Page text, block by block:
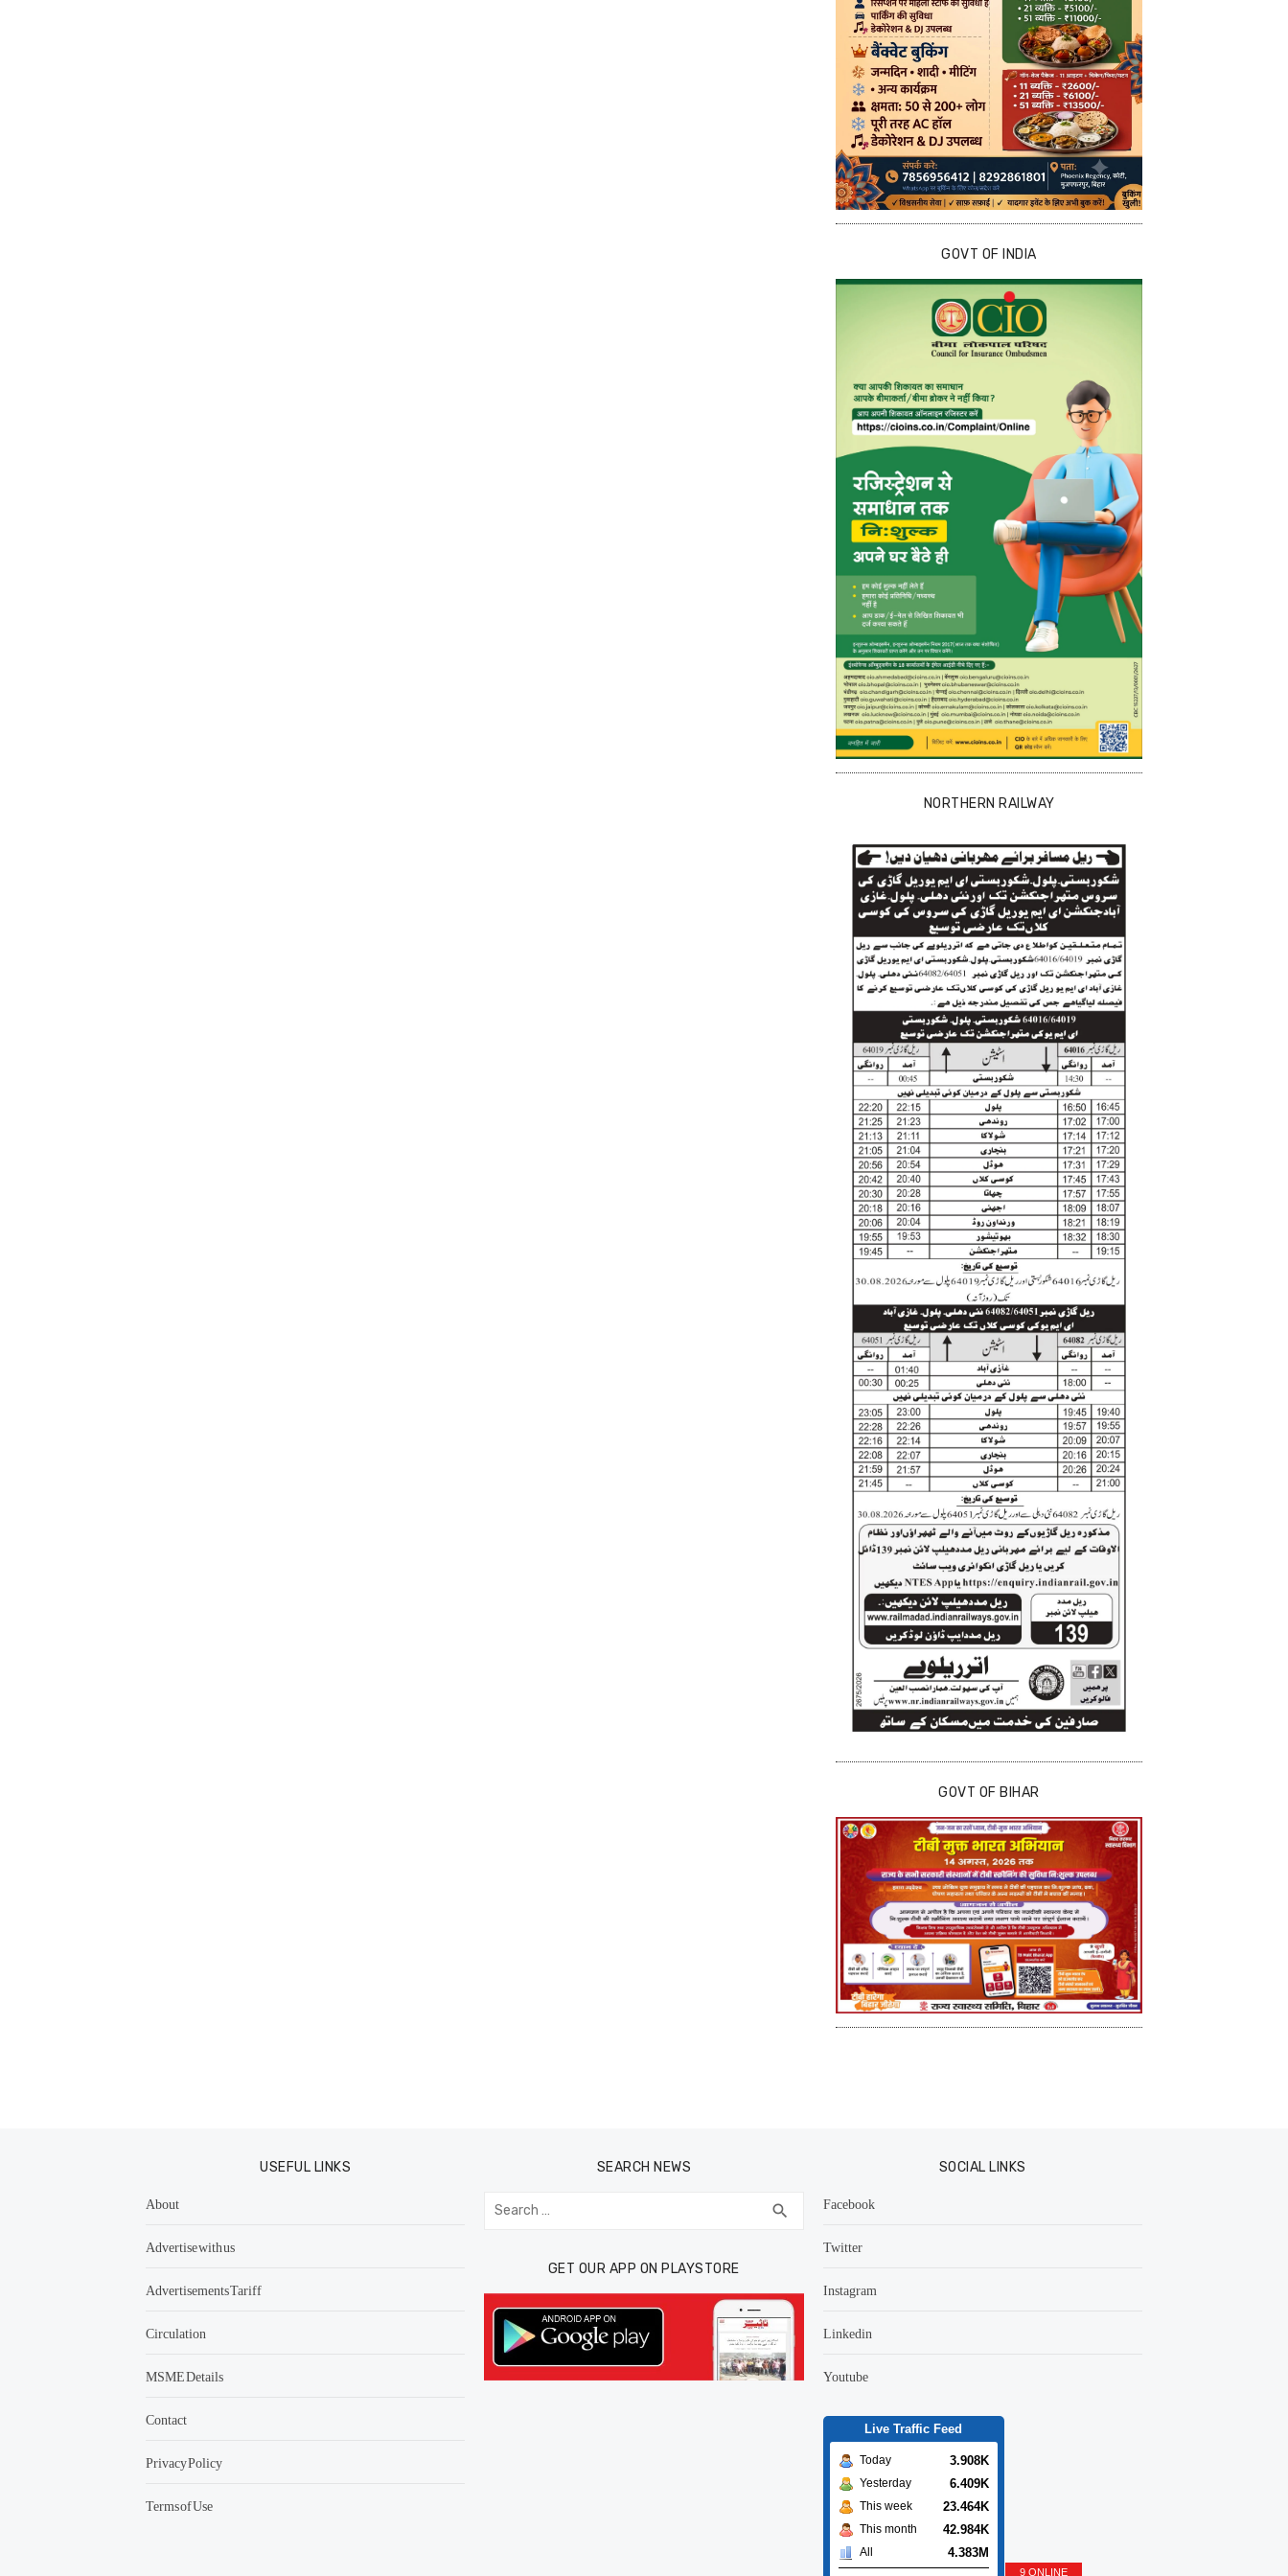
GOVT OF INDIA
NORTHERN RAILWAY
GOVT OF BIHAR
USEFUL LINKS
About
Advertise with us
Advertisements Tariff
Circulation
MSME Details
Contact
Privacy Policy
Terms of Use
SEARCH NEWS
Search
for: search SEARCH
GET OUR APP ON PLAYSTORE
SOCIAL LINKS
Facebook
Twitter
Instagram
Linkedin
Youtube
Live Traffic Feed
Today 3.908K
Yesterday 6.409K
This week 23.464K
This month 42.984K
All 4.383M
9 ONLINE